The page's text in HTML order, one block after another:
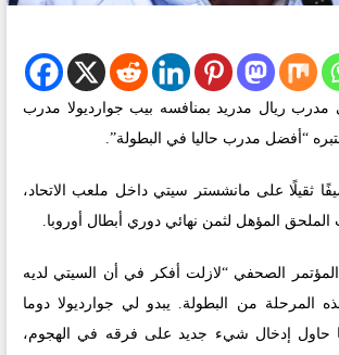
مدرب ريال مدريد بمنافسه بيب جوارديولا مدرب
“أفضل مدرب حاليا في البطولة”.
ثقيلًا على مانشستر سيتي داخل ملعب الاتحاد،
الملحق المؤهل لثمن نهائي دوري أبطال أوروبا.
الصحفي “لازلت أفكر في أن السيتي لديه
من البطولة. يبدو لي جوارديولا دوما
حاول إدخال شيء جديد على فرقه في الهجوم،